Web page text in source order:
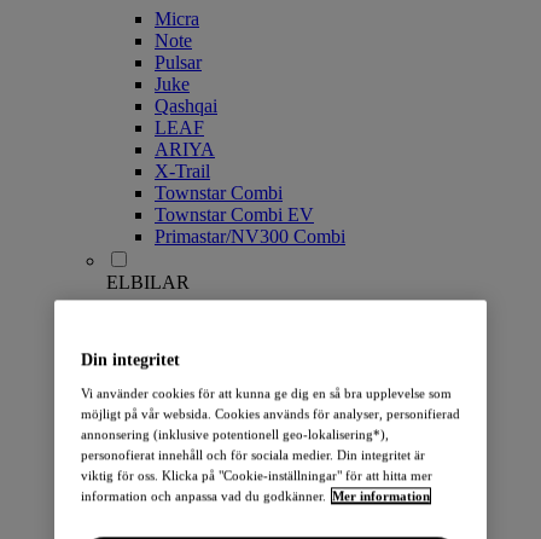
Micra
Note
Pulsar
Juke
Qashqai
LEAF
ARIYA
X-Trail
Townstar Combi
Townstar Combi EV
Primastar/NV300 Combi
ELBILAR
LEAF
Townstar Combi EV
Din integritet
Vi använder cookies för att kunna ge dig en så bra upplevelse som
möjligt på vår websida. Cookies används för analyser, personifierad
annonsering (inklusive potentionell geo-lokalisering*),
personofierat innehåll och för sociala medier. Din integritet är
viktig för oss. Klicka på "Cookie-inställningar" för att hitta mer
information och anpassa vad du godkänner. Mer information